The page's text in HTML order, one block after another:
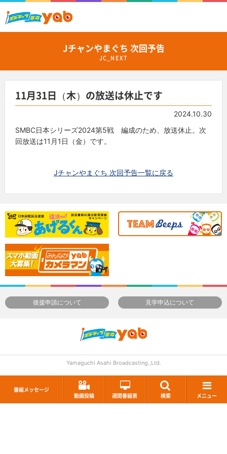
番組メッセージ
動画投稿
週間番組表 検索 メニュー
Jチャンやまぐち 次回予告
JC_NEXT
11月31日（木）の放送は休止です
2024.10.30
SMBC日本シリーズ2024第5戦 編成のため、放送休止。次
回放送は11月1日（金）です。
Jチャンやまぐち 次回予告一覧に戻る
後援申請について 見学申込について
Yamaguchi Asahi Broadcasting.,Ltd.